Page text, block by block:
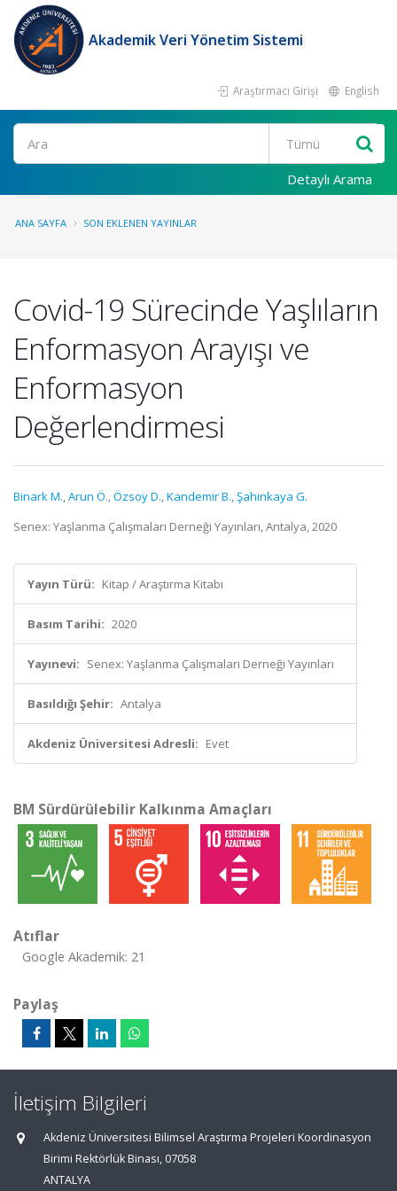
Akademik Veri Yönetim Sistemi
Araştırmacı Girişi English
Ara
Detaylı Arama
ANA SAYFA SON EKLENEN YAYINLAR
Covid-19 Sürecinde Yaşlıların
Enformasyon Arayışı ve
Enformasyon
Değerlendirmesi
Binark M.,Arun Ö.,Özsoy D.,Kandemir B.,Şahinkaya G.
Senex: Yaşlanma Çalışmaları Derneği Yayınları, Antalya, 2020
Yayın Türü: Kitap / Araştırma Kitabı
Basım Tarihi: 2020
Yayınevi: Senex: Yaşlanma Çalışmaları Derneği Yayınları
Basıldığı Şehir: Antalya
Akdeniz Üniversitesi Adresli: Evet
BM Sürdürülebilir Kalkınma Amaçları
Atıflar
Google Akademik: 21
Paylaş
İletişim Bilgileri
Akdeniz Üniversitesi Bilimsel Araştırma Projeleri Koordinasyon
Birimi Rektörlük Binası, 07058
ANTALYA